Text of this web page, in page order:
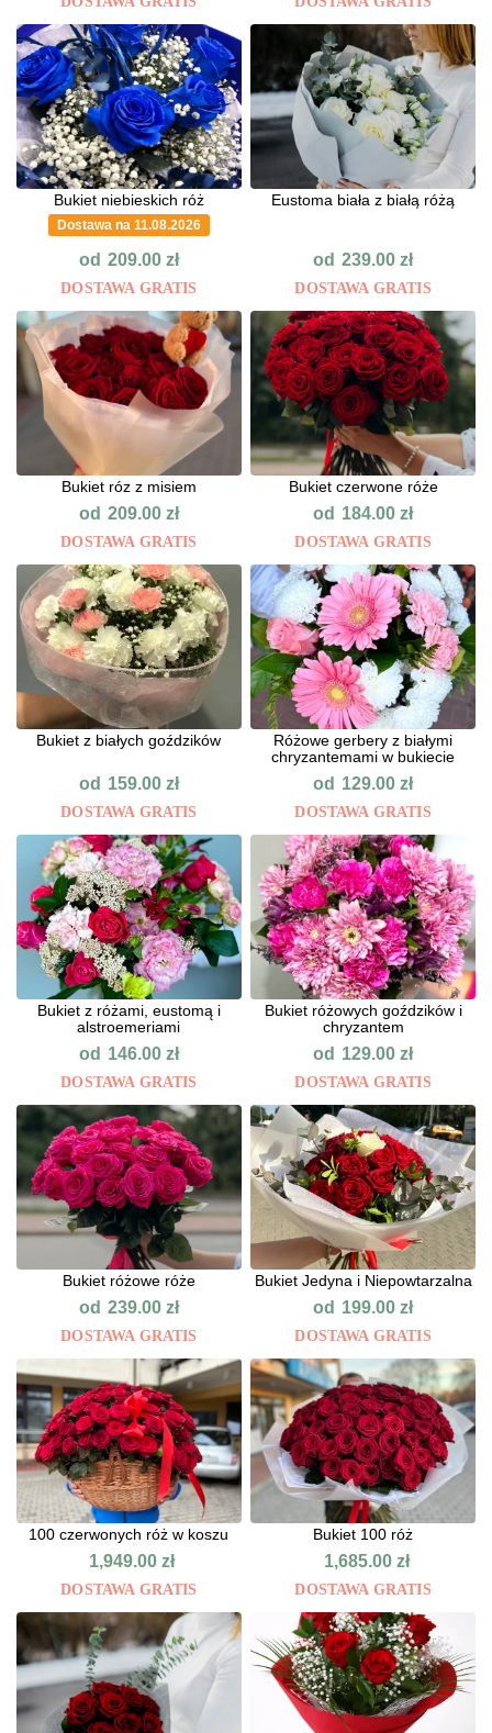
Bukiet niebieskich róż
Dostawa na 11.08.2026
od 209.00 zł
DOSTAWA GRATIS
Eustoma biała z białą różą
od 239.00zł
DOSTAWA GRATIS
Bukiet róz z misiem
od 209.00 zł
DOSTAWA GRATIS
Bukiet czerwone róże
od 184.00zł
DOSTAWA GRATIS
Bukiet z białych goździków
od 159.00 zł
DOSTAWA GRATIS
Różowe gerbery z białymi
chryzantemami w bukiecie
od 129.00zł
DOSTAWA GRATIS
Bukiet z różami, eustomą i
alstroemeriami
od 146.00 zł
DOSTAWA GRATIS
Bukiet różowych goździków i
chryzantem
od 129.00zł
DOSTAWA GRATIS
Bukiet różowe róże
od 239.00 zł
DOSTAWA GRATIS
Bukiet Jedyna i Niepowtarzalna
od 199.00zł
DOSTAWA GRATIS
100 czerwonych róż w koszu
1,949.00zł
DOSTAWA GRATIS
Bukiet 100 róż
1,685.00 zł
DOSTAWA GRATIS